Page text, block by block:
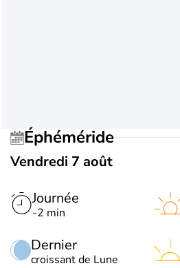
Éphéméride
Vendredi 7 août
Journée
-2 min
Dernier
croissant de Lune